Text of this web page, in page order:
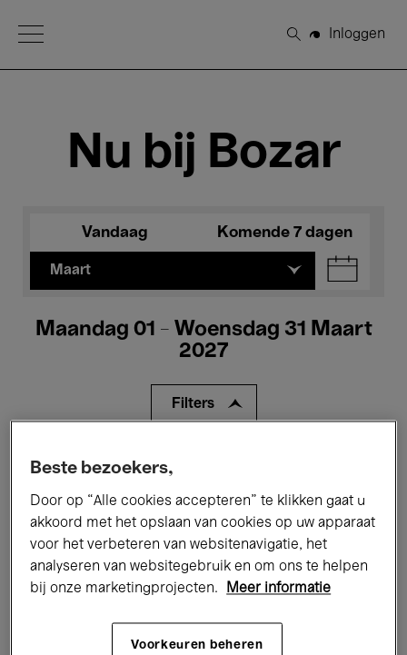
Open Menu
Zoeken
Inloggen
Nu bij Bozar
Vandaag Komende 7 dagen
Maart
Maandag 01 - Woensdag 31 Maart
2027
Filters
Alle evenementen
Tentoonstellingen Films
Performances Lezingen & Debatten
Jazz Klassieke Muziek Global Music
Beste bezoekers,
Door op “Alle cookies accepteren” te klikken gaat u
akkoord met het opslaan van cookies op uw apparaat
voor het verbeteren van websitenavigatie, het
analyseren van websitegebruik en om ons te helpen
bij onze marketingprojecten.
Meer informatie
Voorkeuren beheren